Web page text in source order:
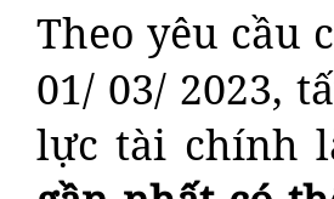
Theo yêu cầu
01/ 03/ 2023,
lực tài chính